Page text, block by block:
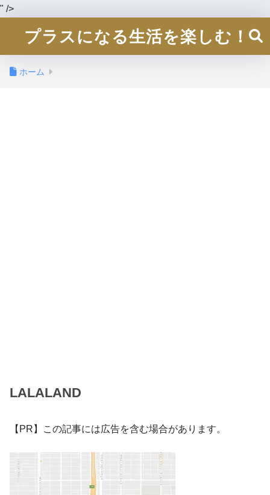
" />
プラスになる生活を楽しむ！
ホーム
LALALAND
【PR】この記事には広告を含む場合があります。